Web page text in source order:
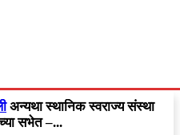
अन्यथा स्थानिक स्वराज्य संस्था
सभेत –...